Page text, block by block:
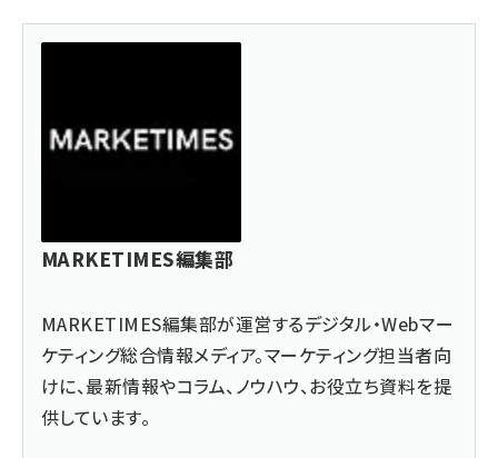
MARKETIMES編集部
MARKETIMES編集部が運営するデジタル・Webマー
ケティング総合情報メディア。マーケティング担当者向
けに、最新情報やコラム、ノウハウ、お役立ち資料を提
供しています。